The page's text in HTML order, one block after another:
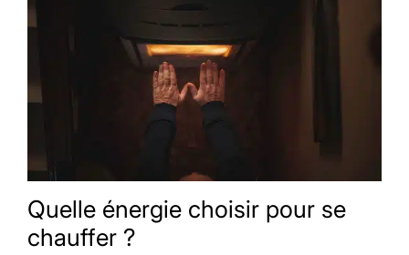
Quelle énergie choisir pour se
chauffer ?